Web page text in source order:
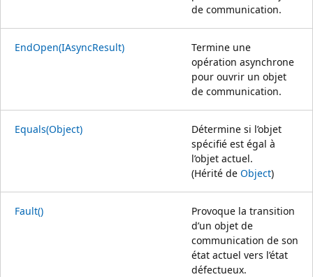
de communication.
EndOpen(IAsyncResult)
Termine une
opération asynchrone
pour ouvrir un objet
de communication.
Equals(Object)
Détermine si l’objet
spécifié est égal à
l’objet actuel.
(Hérité de Object)
Fault()
Provoque la transition
d’un objet de
communication de son
état actuel vers l’état
défectueux.